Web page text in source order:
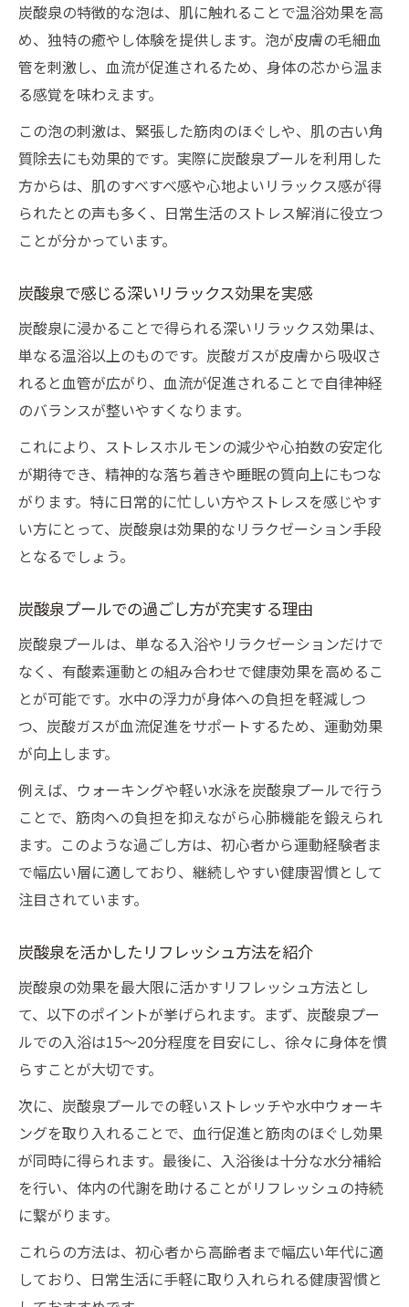
炭酸泉の特徴的な泡は、肌に触れることで温浴効果を高
め、独特の癒やし体験を提供します。泡が皮膚の毛細血
管を刺激し、血流が促進されるため、身体の芯から温ま
る感覚を味わえます。
この泡の刺激は、緊張した筋肉のほぐしや、肌の古い角
質除去にも効果的です。実際に炭酸泉プールを利用した
方からは、肌のすべすべ感や心地よいリラックス感が得
られたとの声も多く、日常生活のストレス解消に役立つ
ことが分かっています。
炭酸泉で感じる深いリラックス効果を実感
炭酸泉に浸かることで得られる深いリラックス効果は、
単なる温浴以上のものです。炭酸ガスが皮膚から吸収さ
れると血管が広がり、血流が促進されることで自律神経
のバランスが整いやすくなります。
これにより、ストレスホルモンの減少や心拍数の安定化
が期待でき、精神的な落ち着きや睡眠の質向上にもつな
がります。特に日常的に忙しい方やストレスを感じやす
い方にとって、炭酸泉は効果的なリラクゼーション手段
となるでしょう。
炭酸泉プールでの過ごし方が充実する理由
炭酸泉プールは、単なる入浴やリラクゼーションだけで
なく、有酸素運動との組み合わせで健康効果を高めるこ
とが可能です。水中の浮力が身体への負担を軽減しつ
つ、炭酸ガスが血流促進をサポートするため、運動効果
が向上します。
例えば、ウォーキングや軽い水泳を炭酸泉プールで行う
ことで、筋肉への負担を抑えながら心肺機能を鍛えられ
ます。このような過ごし方は、初心者から運動経験者ま
で幅広い層に適しており、継続しやすい健康習慣として
注目されています。
炭酸泉を活かしたリフレッシュ方法を紹介
炭酸泉の効果を最大限に活かすリフレッシュ方法とし
て、以下のポイントが挙げられます。まず、炭酸泉プー
ルでの入浴は15〜20分程度を目安にし、徐々に身体を慣
らすことが大切です。
次に、炭酸泉プールでの軽いストレッチや水中ウォーキ
ングを取り入れることで、血行促進と筋肉のほぐし効果
が同時に得られます。最後に、入浴後は十分な水分補給
を行い、体内の代謝を助けることがリフレッシュの持続
に繋がります。
これらの方法は、初心者から高齢者まで幅広い年代に適
しており、日常生活に手軽に取り入れられる健康習慣と